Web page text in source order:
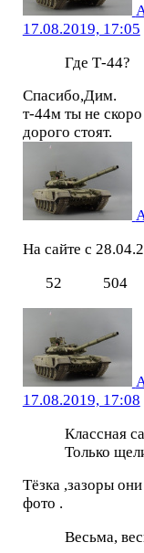
17.08.2019, 17:05
Где Т-44?
Спасибо,Дим.
т-44м ты не
дорого стоят.
На сайте с
52
504
17.08.2019, 17:08
Классная
Только
Тёзка ,зазоры
фото .
Весьма,